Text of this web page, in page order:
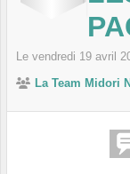
Le vendredi 19 avril
La Team Midori